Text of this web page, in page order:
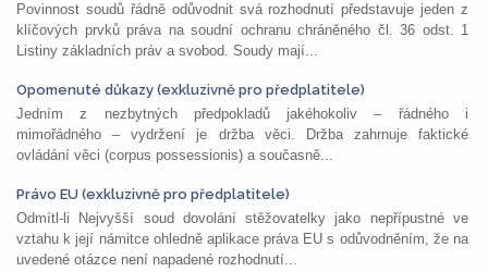
Povinnost soudů řádně odůvodnit svá rozhodnutí představuje jeden z
klíčových prvků práva na soudní ochranu chráněného čl. 36 odst. 1
Listiny základních práv a svobod. Soudy mají...
Opomenuté důkazy (exkluzivně pro předplatitele)
Jedním z nezbytných předpokladů jakéhokoliv – řádného i
mimořádného – vydržení je držba věci. Držba zahrnuje faktické
ovládání věci (corpus possessionis) a současně...
Právo EU (exkluzivně pro předplatitele)
Odmítl-li Nejvyšší soud dovolání stěžovatelky jako nepřípustné ve
vztahu k její námitce ohledně aplikace práva EU s odůvodněním, že na
uvedené otázce není napadené rozhodnutí...